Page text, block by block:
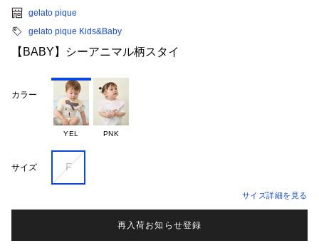
gelato pique
gelato pique Kids&Baby
【BABY】シーアニマル柄スタイ
カラー
YEL PNK
サイズ F
サイズ詳細を見る
再入荷お知らせ登録